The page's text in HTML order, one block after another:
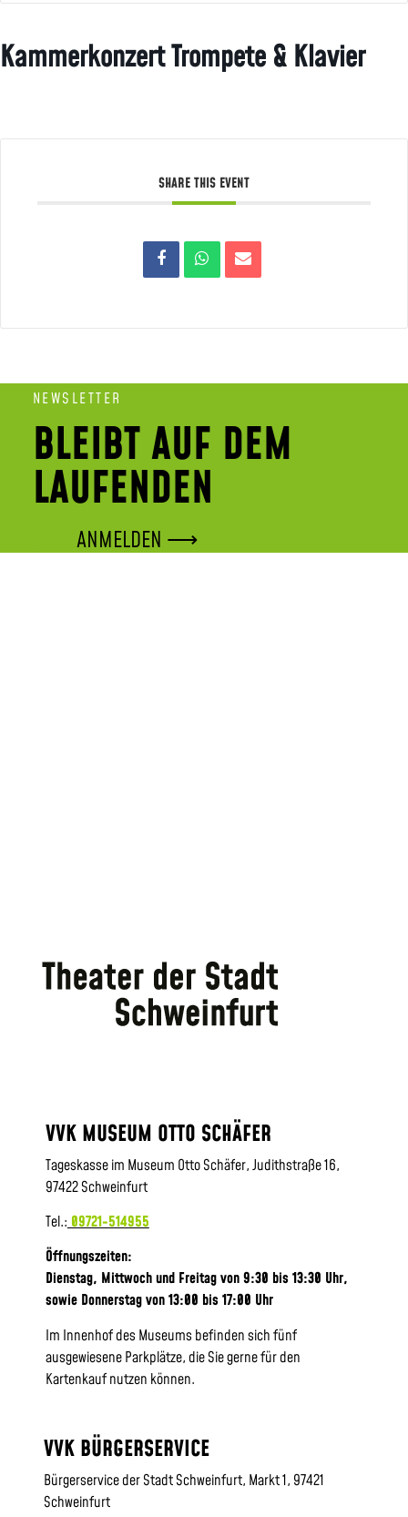
Kammerkonzert Trompete & Klavier
SHARE THIS EVENT
NEWSLETTER
BLEIBT AUF DEM
LAUFENDEN
ANMELDEN ⟶
VVK MUSEUM OTTO SCHÄFER
Tageskasse im Museum Otto Schäfer, Judithstraße 16,
97422 Schweinfurt
Tel.: 09721-514955
Öffnungszeiten:
Dienstag, Mittwoch und Freitag von 9:30 bis 13:30 Uhr,
sowie Donnerstag von 13:00 bis 17:00 Uhr
Im Innenhof des Museums befinden sich fünf
ausgewiesene Parkplätze, die Sie gerne für den
Kartenkauf nutzen können.
VVK BÜRGERSERVICE
Bürgerservice der Stadt Schweinfurt, Markt 1, 97421
Schweinfurt